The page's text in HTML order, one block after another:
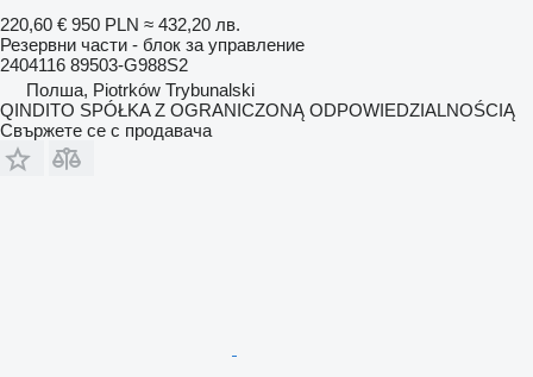
220,60 € 950 PLN ≈ 432,20 лв.
Резервни части - блок за управление
2404116 89503-G988S2
Полша, Piotrków Trybunalski
QINDITO SPÓŁKA Z OGRANICZONĄ ODPOWIEDZIALNOŚCIĄ
Свържете се с продавача